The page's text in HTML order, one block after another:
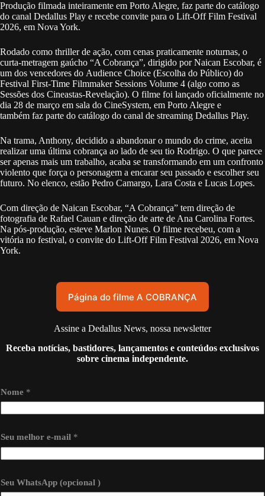
Produção filmada inteiramente em Porto Alegre, faz parte do catálogo
do canal Dedallus Play e recebe convite para o Lift-Off Film Festival
2026, em Nova York.
Rodado como thriller de ação, com cenas praticamente noturnas, o
curta-metragem gaúcho “A Cobrança”, dirigido por Naican Escobar, é
um dos vencedores do Audience Choice (Escolha do Público) do
Festival First-Time Filmmaker Sessions Volume 4 (algo como as
Sessões dos Cineastas-Revelação). O filme foi lançado oficialmente no
dia 28 de março em sala do CineSystem, em Porto Alegre e
também faz parte do catálogo do canal de streaming Dedallus Play.
Na trama, Anthony, decidido a abandonar o mundo do crime, aceita
realizar uma última cobrança ao lado de seu tio Rodrigo. O que parece
ser apenas mais um trabalho, acaba se transformando em um confronto
violento que força o personagem a encarar seu passado e escolher seu
futuro. No elenco, estão Pedro Camargo, Lara Costa e Lucas Lopes.
Com direção de Naican Escobar, “A Cobrança” tem direção de
fotografia de Rafael Cauan e direção de arte de Ana Carolina Fortes.
Na pós-produção, esteve Marlon Nunes. O filme recebeu, com a
vitória no festival, o convite do Lift-Off Film Festival 2026, em Nova
York.
Página do filme A COBRANÇA
Assine a Dedallus News, nossa newsletter
Receba notícias, bastidores, lançamentos e conteúdos exclusivos
sobre cinema independente.
e
l
h
r
s
A
Nome *
Seu melhor e-mail *
Seu WhatsApp (opcional )